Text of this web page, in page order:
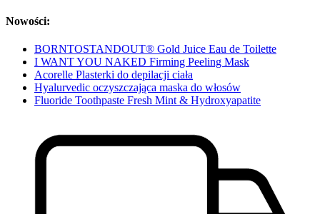
Nowości:
BORNTOSTANDOUT® Gold Juice Eau de Toilette
I WANT YOU NAKED Firming Peeling Mask
Acorelle Plasterki do depilacji ciała
Hyalurvedic oczyszczająca maska do włosów
Fluoride Toothpaste Fresh Mint & Hydroxyapatite